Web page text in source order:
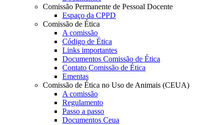
Comissão Permanente de Pessoal Docente
Espaço da CPPD
Comissão de Ética
A comissão
Código de Ética
Links importantes
Documentos Comissão de Ética
Contato Comissão de Ética
Ementas
Comissão de Ética no Uso de Animais (CEUA)
A comissão
Regulamento
Passo a passo
Documentos Ceua